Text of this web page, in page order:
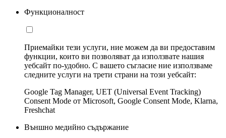
Функционалност
Приемайки тези услуги, ние можем да ви предоставим
функции, които ви позволяват да използвате нашия
уебсайт по-удобно. С вашето съгласие ние използваме
следните услуги на трети страни на този уебсайт:
Google Tag Manager, UET (Universal Event Tracking)
Consent Mode от Microsoft, Google Consent Mode, Klarna,
Freshchat
Външно медийно съдържание